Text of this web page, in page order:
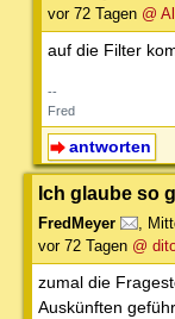
vor 72 Tagen @
auf die Filter
--
Fred
antworten
Ich glaube so
FredMeyer ,
vor 72 Tagen @
zumal die
Auskünften